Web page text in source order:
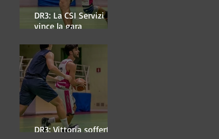
DR3: La CSI Servizi
vince la gara
DR3: Vittoria sofferta a